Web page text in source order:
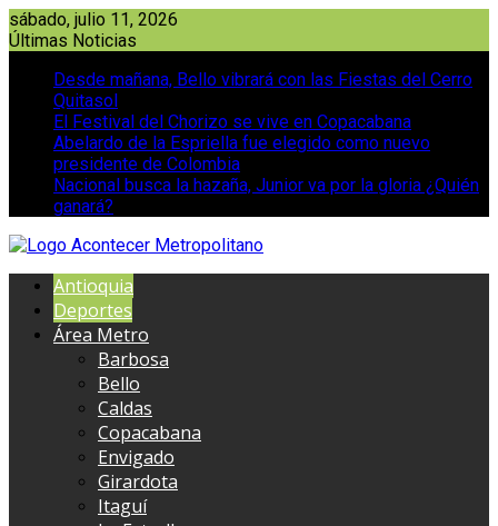
Saltar
al
sábado, julio 11, 2026
Últimas Noticias
Desde mañana, Bello vibrará con las Fiestas del Cerro
Quitasol
El Festival del Chorizo se vive en Copacabana
Abelardo de la Espriella fue elegido como nuevo
presidente de Colombia
Nacional busca la hazaña, Junior va por la gloria ¿Quién
ganará?
Antioquia
Deportes
Área Metro
Barbosa
Bello
Caldas
Copacabana
Envigado
Girardota
Itaguí